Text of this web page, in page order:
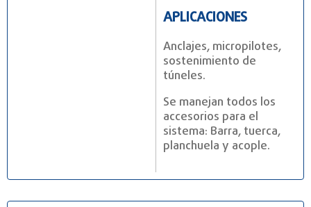
APLICACIONES
Anclajes, micropilotes,
sostenimiento de
túneles.
Se manejan todos los
accesorios para el
sistema: Barra, tuerca,
planchuela y acople.